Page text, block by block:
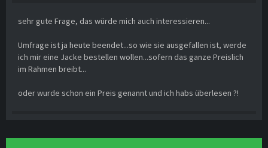
sehr gute Frage, das würde mich auch interessieren...
Umfrage ist ja heute beendet...so wie sie ausgefallen ist, werde
ich mir eine Jacke bestellen wollen...sofern das ganze Preislich
im Rahmen breibt...
oder wurde schon ein Preis genannt und ich habs überlesen ?!